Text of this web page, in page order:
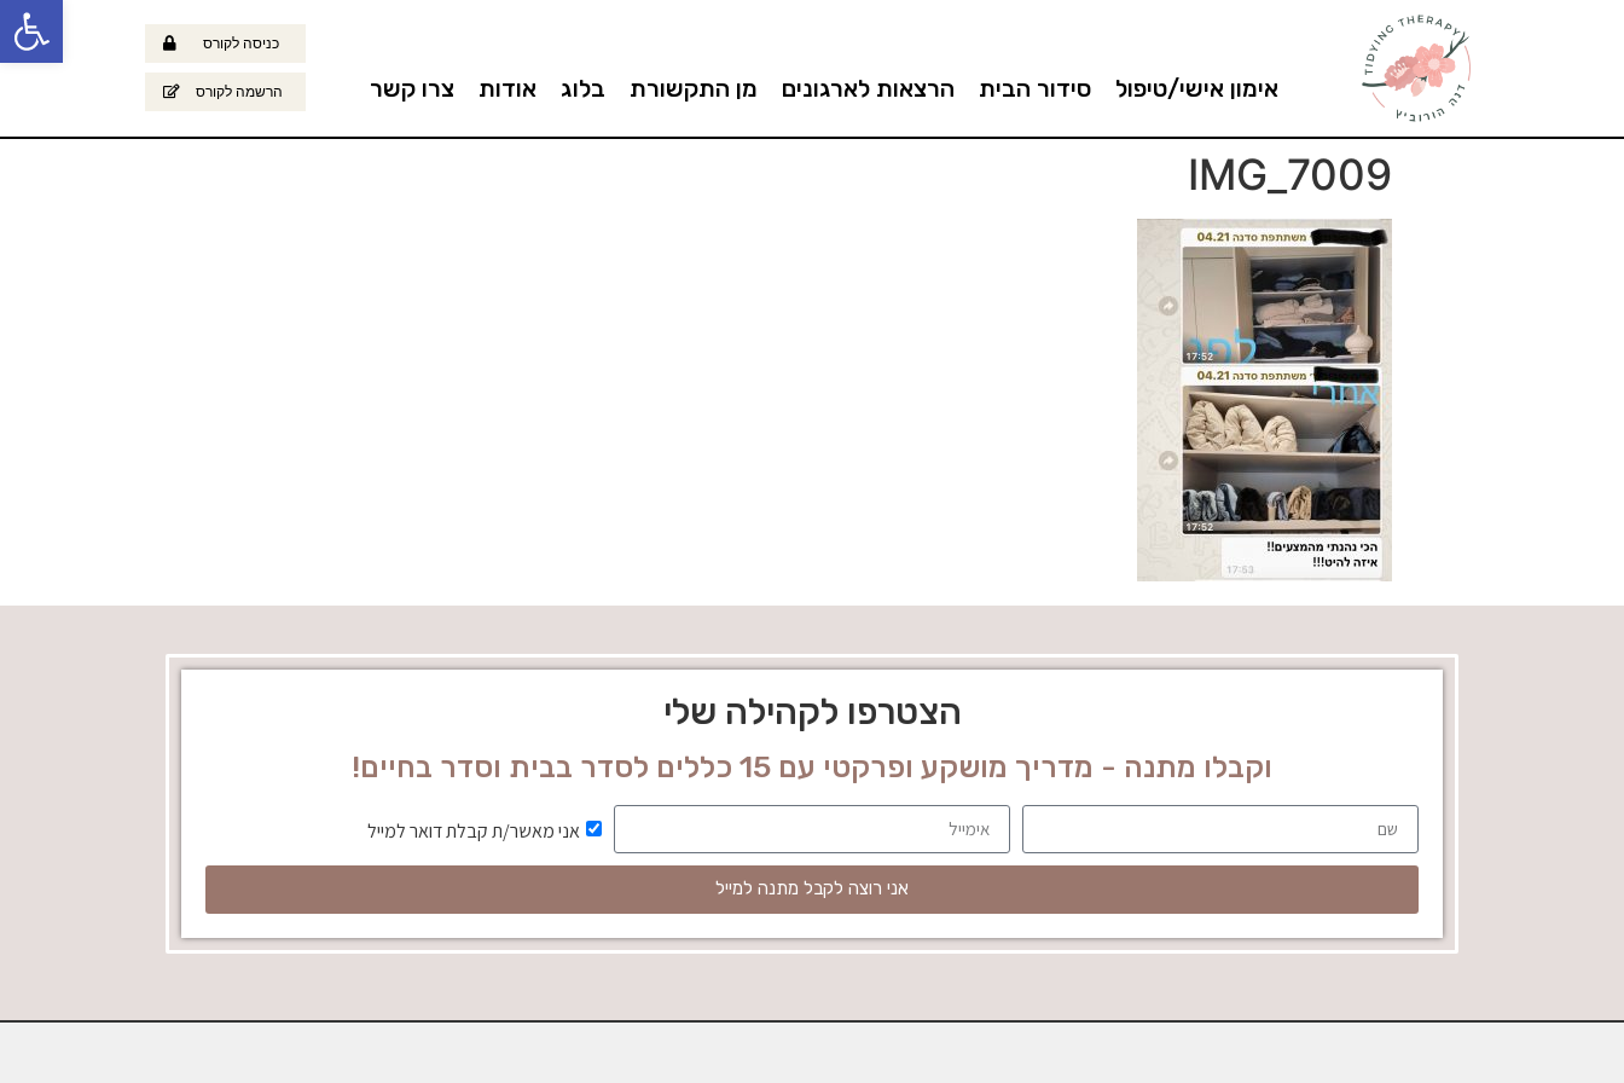
אימון אישי/טיפול סידור הבית הרצאות לארגונים מן התקשורת בלוג אודות צרו קשר
כניסה לקורס
הרשמה לקורס
IMG_7009
הצטרפו לקהילה שלי
וקבלו מתנה - מדריך מושקע ופרקטי עם 15 כללים לסדר בבית וסדר בחיים!
אני מאשר/ת קבלת דואר למייל
אני רוצה לקבל מתנה למייל